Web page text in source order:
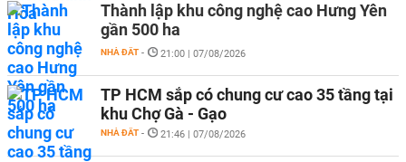
Thành lập khu công nghệ cao Hưng Yên
gần 500 ha
NHÀ ĐẤT - 21:00 | 07/08/2026
TP HCM sắp có chung cư cao 35 tầng tại
khu Chợ Gà - Gạo
NHÀ ĐẤT - 21:46 | 07/08/2026